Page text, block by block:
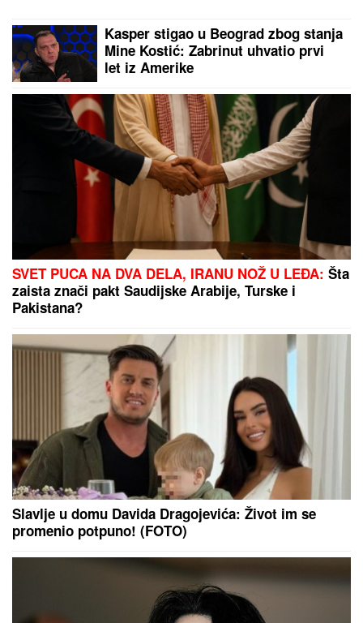
poruke
"Teror traje 15 godina" Pevačica
ponovo brutalno pretučena:
"Manijaci će me osakatiti"
"PLAŠIM SE SMRTI"
Pevačica (73) u
panici nakon smrti kolega: "Velika
sam kukavica, mužu ne smem ni da
pomenem kupovinu grobnice"
Stranci izabrali 10 specijaliteta koje morate probati
u Beogradu: Evo koje jelo ih je potpuno osvojilo!
Kasper stigao u Beograd zbog stanja
Mine Kostić: Zabrinut uhvatio prvi
let iz Amerike